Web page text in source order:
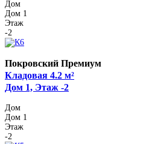
Дом
Дом 1
Этаж
-2
Покровский Премиум
Кладовая 4.2 м²
Дом 1, Этаж -2
Дом
Дом 1
Этаж
-2